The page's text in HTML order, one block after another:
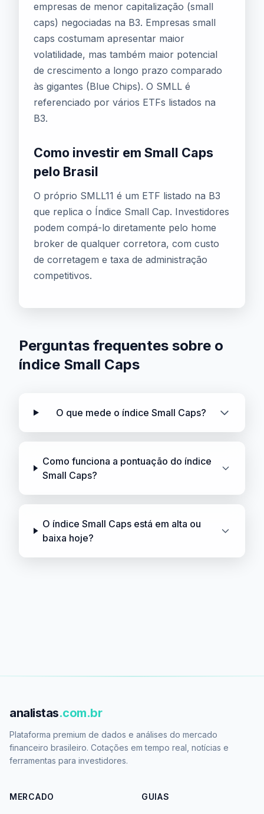
empresas de menor capitalização (small
caps) negociadas na B3. Empresas small
caps costumam apresentar maior
volatilidade, mas também maior potencial
de crescimento a longo prazo comparado
às gigantes (Blue Chips). O SMLL é
referenciado por vários ETFs listados na
B3.
Como investir em Small Caps
pelo Brasil
O próprio SMLL11 é um ETF listado na B3
que replica o Índice Small Cap. Investidores
podem compá-lo diretamente pelo home
broker de qualquer corretora, com custo
de corretagem e taxa de administração
competitivos.
Perguntas frequentes sobre o
índice Small Caps
O que mede o índice Small Caps?
Como funciona a pontuação do índice
Small Caps?
O índice Small Caps está em alta ou
baixa hoje?
analistas.com.br
Plataforma premium de dados e análises do mercado
financeiro brasileiro. Cotações em tempo real, notícias e
ferramentas para investidores.
MERCADO GUIAS